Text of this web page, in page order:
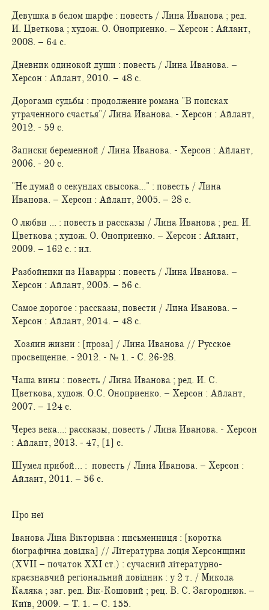
Девушка в белом шарфе : повесть / Лина Иванова ; ред.
И. Цветкова ; худож. О. Оноприенко. – Херсон : Айлант,
2008. – 64 с.
Дневник одинокой души : повесть / Лина Иванова. –
Херсон : Айлант, 2010. – 48 с.
Дорогами судьбы : продолжение романа "В поисках
утраченного счастья"/ Лина Иванова. - Херсон : Айлант,
2012. - 59 с.
Записки беременной / Лина Иванова. - Херсон : Айлант,
2006. - 20 с.
"Не думай о секундах свысока..." : повесть / Лина
Иванова. – Херсон : Айлант, 2005. – 28 с.
О любви ... : повесть и рассказы / Лина Иванова ; ред. И.
Цветкова ; худож. О. Оноприенко. – Херсон : Айлант,
2009. – 162 с. : ил.
Разбойники из Наварры : повесть / Лина Иванова. –
Херсон : Айлант, 2005. – 56 с.
Самое дорогое : рассказы, повести / Лина Иванова. –
Херсон : Айлант, 2014. – 48 с.
Хозяин жизни : [проза] / Лина Иванова // Русское
просвещение. - 2012. - № 1. - С. 26-28.
Чаша вины : повесть / Лина Иванова ; ред. И. С.
Цветкова, худож. О.С. Оноприенко. – Херсон : Айлант,
2007. – 124 с.
Через века...: рассказы, повесть / Лина Иванова. - Херсон
: Айлант, 2013. - 47, [1] с.
Шумел прибой… : повесть / Лина Иванова. – Херсон :
Айлант, 2011. – 56 с.
Про неї
Іванова Ліна Вікторівна : письменниця : [коротка
біографічна довідка] // Літературна лоція Херсонщини
(XVII – початок XXI ст.) : сучасний літературно-
краєзнавчий регіональний довідник : у 2 т. / Микола
Каляка ; заг. ред. Вік-Кошовий ; рец. В. С. Загороднюк. –
Київ, 2009. – Т. 1. – С. 155.